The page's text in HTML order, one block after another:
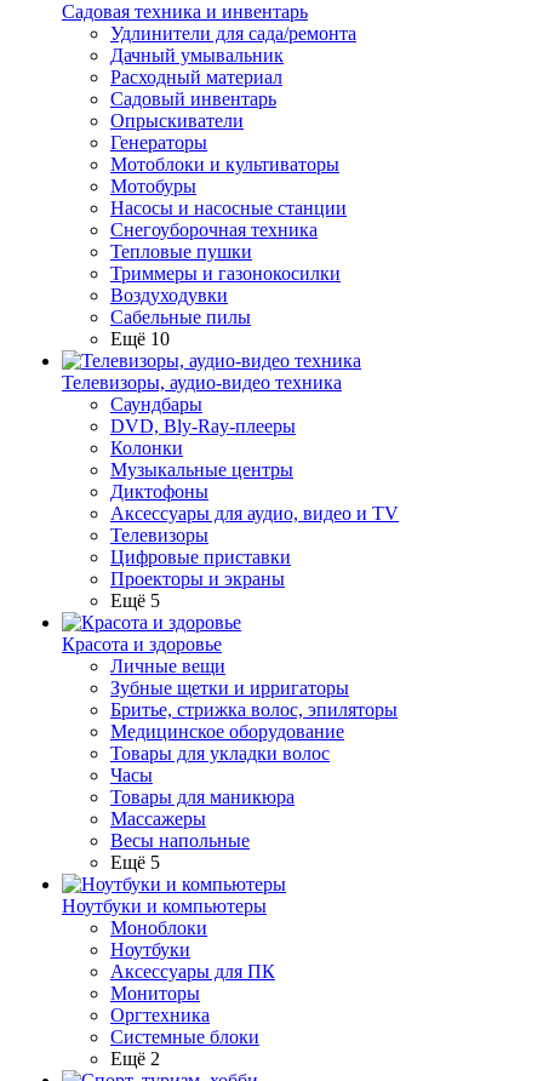
Садовая техника и инвентарь
Удлинители для сада/ремонта
Дачный умывальник
Расходный материал
Садовый инвентарь
Опрыскиватели
Генераторы
Мотоблоки и культиваторы
Мотобуры
Насосы и насосные станции
Снегоуборочная техника
Тепловые пушки
Триммеры и газонокосилки
Воздуходувки
Сабельные пилы
Ещё 10
Телевизоры, аудио-видео техника
Саундбары
DVD, Bly-Ray-плееры
Колонки
Музыкальные центры
Диктофоны
Аксессуары для аудио, видео и TV
Телевизоры
Цифровые приставки
Проекторы и экраны
Ещё 5
Красота и здоровье
Личные вещи
Зубные щетки и ирригаторы
Бритье, стрижка волос, эпиляторы
Медицинское оборудование
Товары для укладки волос
Часы
Товары для маникюра
Массажеры
Весы напольные
Ещё 5
Ноутбуки и компьютеры
Моноблоки
Ноутбуки
Аксессуары для ПК
Мониторы
Оргтехника
Системные блоки
Ещё 2